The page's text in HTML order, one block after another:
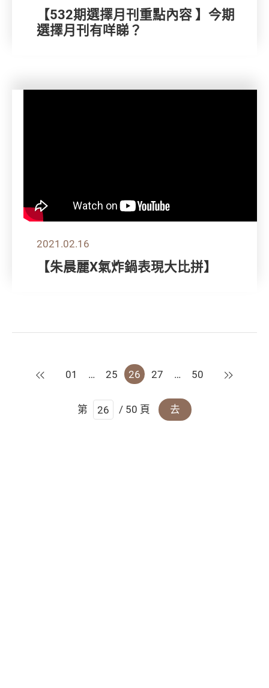
【532期選擇月刊重點內容 】今期
選擇月刊有咩睇？
2021.02.16
【朱晨麗X氣炸鍋表現大比拼】
上一頁
01 … 25 26 27 … 50 下一頁
第 / 50 頁 去